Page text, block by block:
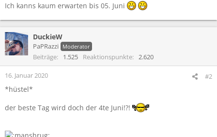
Ich kanns kaum erwarten bis 05. Juni
DuckieW
PaPRazzi Moderator
Beiträge 1.525 Reaktionspunkte 2.620
16. Januar 2020 #2
*hüstel*
der beste Tag wird doch der 4te Juni!?!